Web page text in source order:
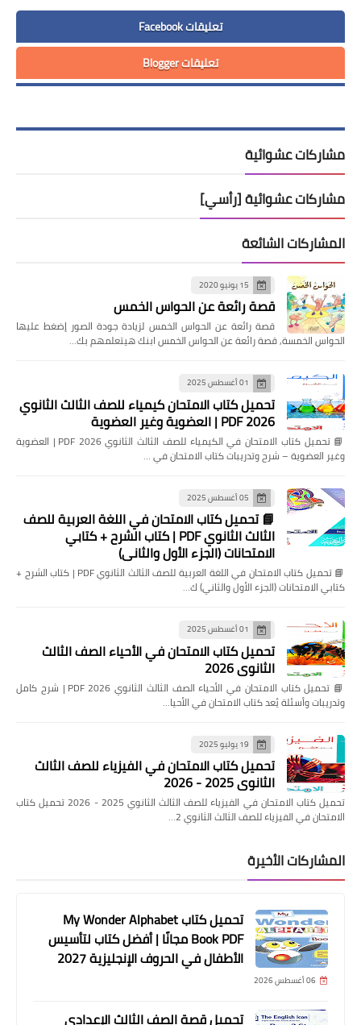
تعليقات Facebook
تعليقات Blogger
مشاركات عشوائية
مشاركات عشوائية [رأسي]
المشاركات الشائعة
15 يونيو 2020
قصة رائعة عن الحواس الخمس
قصة رائعة عن الحواس الخمس لزيادة جودة الصور إضغط عليها
الحواس الخمسة, قصة رائعة عن الحواس الخمس ابنك هيتعلمهم بك…
01 أغسطس 2025
تحميل كتاب الامتحان كيمياء للصف الثالث الثانوي
2026 PDF | العضوية وغير العضوية
📘 تحميل كتاب الامتحان في الكيمياء للصف الثالث الثانوي 2026 PDF | العضوية
وغير العضوية – شرح وتدريبات كتاب الامتحان في …
05 أغسطس 2025
📘 تحميل كتاب الامتحان في اللغة العربية للصف
الثالث الثانوي PDF | كتاب الشرح + كتابي
الامتحانات (الجزء الأول والثاني)
📘 تحميل كتاب الامتحان في اللغة العربية للصف الثالث الثانوي PDF | كتاب الشرح +
كتابي الامتحانات (الجزء الأول والثاني) ك…
01 أغسطس 2025
تحميل كتاب الامتحان في الأحياء الصف الثالث
الثانوي 2026
📘 تحميل كتاب الامتحان في الأحياء الصف الثالث الثانوي 2026 PDF | شرح كامل
وتدريبات وأسئلة يُعد كتاب الامتحان في الأحيا…
19 يوليو 2025
تحميل كتاب الامتحان في الفيزياء للصف الثالث
الثانوي 2025 - 2026
تحميل كتاب الامتحان في الفيزياء للصف الثالث الثانوي 2025 - 2026 تحميل كتاب
الامتحان في الفيزياء للصف الثالث الثانوي 2…
المشاركات الأخيرة
تحميل كتاب My Wonder Alphabet
Book PDF مجانًا | أفضل كتاب لتأسيس
الأطفال في الحروف الإنجليزية 2027
06 أغسطس 2026
تحميل قصة الصف الثالث الإعدادي